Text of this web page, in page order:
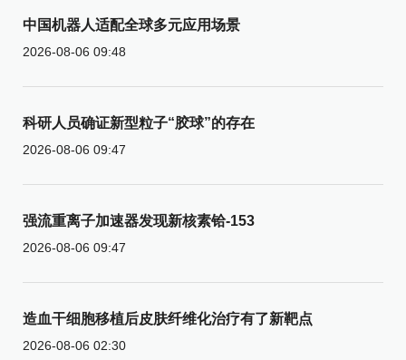
中国机器人适配全球多元应用场景
2026-08-06 09:48
科研人员确证新型粒子“胶球”的存在
2026-08-06 09:47
强流重离子加速器发现新核素铪-153
2026-08-06 09:47
造血干细胞移植后皮肤纤维化治疗有了新靶点
2026-08-06 02:30